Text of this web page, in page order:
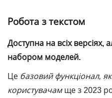
Робота з текстом
Доступна на всіх версіях,
набором моделей.
Це базовий функціонал,
користувачамще з 2023